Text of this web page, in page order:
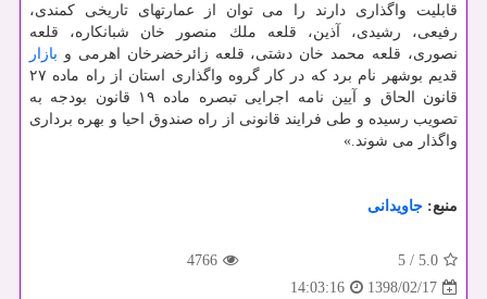
قابلیت واگذاری دارند را می توان از عمارتهای تاریخی كمندی،
رفیعی، رشیدی، آذین، قلعه ملك منصور خان شبانكاره، قلعه
نصوری، قلعه محمد خان دشتی، قلعه زائرخضرخان اهرمی و بازار
قدیم بوشهر نام برد كه در كار گروه واگذاری استان از راه ماده ۲۷
قانون الحاق و آیین نامه اجرایی تبصره ماده ۱۹ قانون بودجه به
تصویب رسیده و طی فرایند قانونی از راه صندوق احیا و بهره برداری
واگذار می شوند.»
منبع: جاویدانی
5.0
/
5
4766
1398/02/17
14:03:16